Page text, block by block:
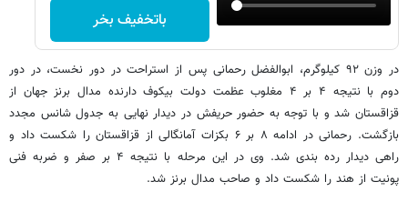
باتخفیف بخر
در وزن ۹۲ کیلوگرم، ابوالفضل رحمانی پس از استراحت در دور نخست، در دور
دوم با نتیجه ۴ بر ۴ مغلوب عظمت دولت بیکوف دارنده مدال برنز جهان از
قزاقستان شد و با توجه به حضور حریفش در دیدار نهایی به جدول شانس مجدد
بازگشت. رحمانی در ادامه ۸ بر ۶ بکزات آمانگالی از قزاقستان را شکست داد و
راهی دیدار رده بندی شد. وی در این مرحله با نتیجه ۴ بر صفر و ضربه فنی
پونیت از هند را شکست داد و صاحب مدال برنز شد.